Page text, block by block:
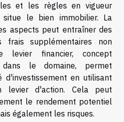
et les règles en vigueur
le bien immobilier. La
aspects peut entraîner des
frais supplémentaires non
levier financier, concept
dans le domaine, permet
d'investissement en utilisant
levier d'action. Cela peut
le rendement potentiel
également les risques.